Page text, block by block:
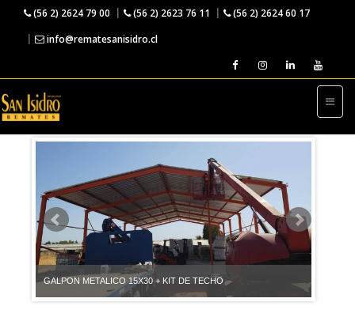
(56 2) 2624 79 00 (56 2) 2623 76 11
(56 2) 2624 60 17
info@rematesanisidro.cl
← VOLVER A LA VENTA DIRECTA
GALPON METALICO 15X30 + KIT DE TECHO